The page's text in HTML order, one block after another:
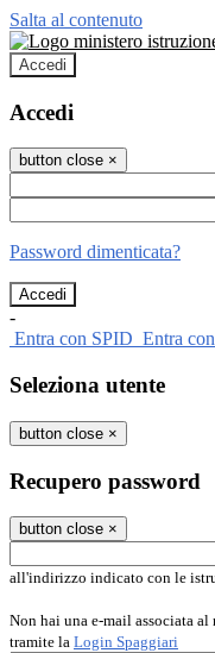
Salta al contenuto
Accedi
Accedi
button close ×
Password dimenticata?
-
Entra con SPID Entra
Seleziona utente
button close ×
Recupero password
button close ×
all'indirizzo indicato con le
Non hai una e-mail associata
tramite la Login Spaggiari